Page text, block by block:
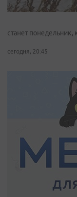
станет понедельник,
сегодня, 20:45